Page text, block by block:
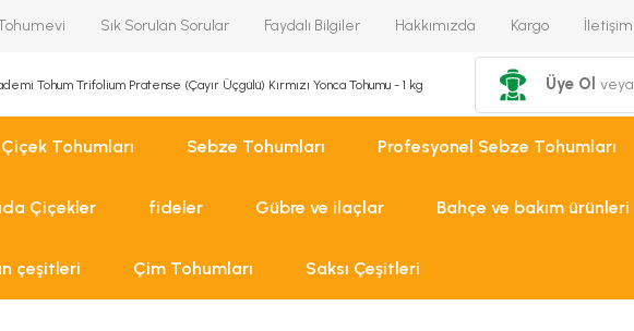
Sık Sorulan Sorular Faydalı Bilgiler Hakkımızda Kargo İletişim
Üye Ol veya
Tohumları Sebze Tohumları Profesyonel Sebze Tohumları
Çiçekler fideler Gübre ve ilaçlar Bahçe ve bakım ürünleri
çeşitleri Çim Tohumları Saksı Çeşitleri